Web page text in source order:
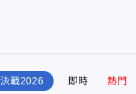
決戰2026 即時 熱門